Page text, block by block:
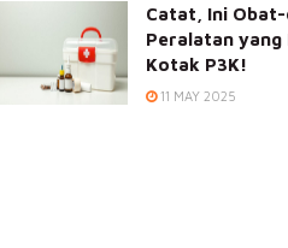
Catat, Ini
Peralatan yang
Kotak P3K!
11 MAY 2025